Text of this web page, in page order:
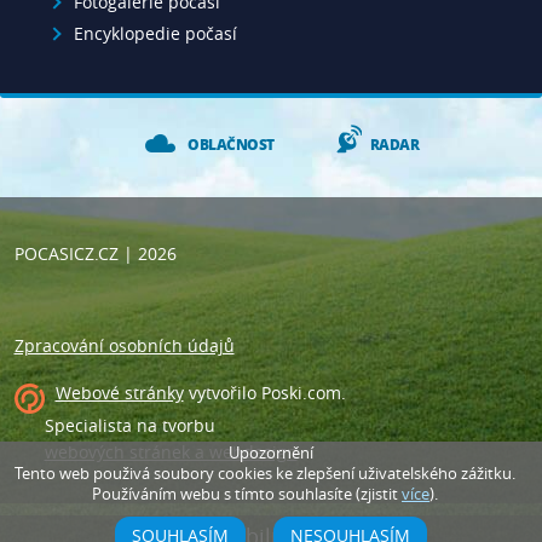
Nadmořská výška
Maximální denní teplota
8. 8. 2013
Minimální noční teplota
-29,7 °C
Encyklopedie počasí
OBLAČNOST RADAR
POCASICZ.CZ| 2026
Zpracování osobních údajů
Webové stránkyvytvořiloPoski.com.
Specialista na tvorbu
webových stránek a webdesign.
Vypni mobilní zobrazení
Upozornění
Tento web použivá soubory cookies ke zlepšení uživatelského zážitku.
Používáním webu s tímto souhlasíte (zjistitvíce).
SOUHLASÍM NESOUHLASÍM